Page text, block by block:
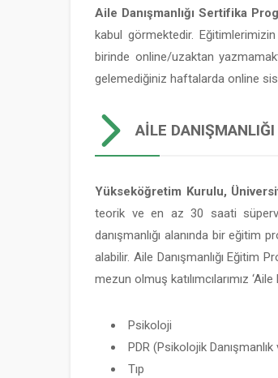
Aile Danışmanlığı Sertifika
kabul görmektedir. Eğitimlerimizin
birinde online/uzaktan
gelemediğiniz haftalarda online
AILE
Yükseköğretim Kurulu,
teorik ve en az 30 saati
danışmanlığı alanında bir eğitim
alabilir. Aile Danışmanlığı Eğitim
mezun olmuş katılımcılarımız
Psikoloji
PDR (Psikolojik
Tıp